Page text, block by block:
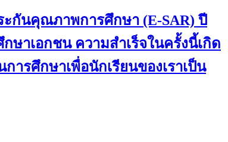
กันคุณภาพการศึกษา (E-SAR) ปี
ษาเอกชน ความสำเร็จในครั้งนี้เกิด
รศึกษาเพื่อนักเรียนของเราเป็น